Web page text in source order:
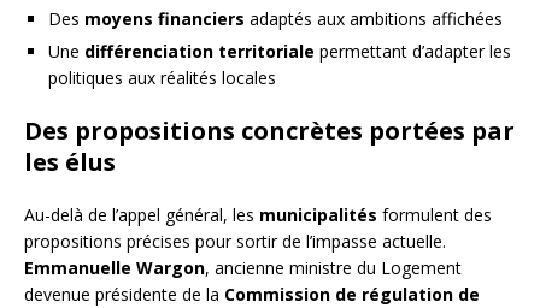
Des moyens financiers adaptés aux ambitions affichées
Une différenciation territoriale permettant d’adapter les
politiques aux réalités locales
Des propositions concrètes portées par
les élus
Au-delà de l’appel général, les municipalités formulent des
propositions précises pour sortir de l’impasse actuelle.
Emmanuelle Wargon, ancienne ministre du Logement
devenue présidente de la Commission de régulation de